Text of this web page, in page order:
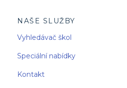
NAŠE SLUŽBY
Vyhledávač škol
Speciální nabídky
Kontakt